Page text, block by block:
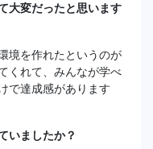
変だったと思います
境を作れたというのが
くれて、みんなが学べ
で達成感があります
ましたか？